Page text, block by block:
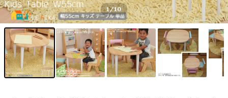
1/10